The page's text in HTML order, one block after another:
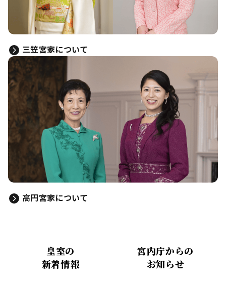
三笠宮家について
高円宮家について
皇室の
新着情報
宮内庁からの
お知らせ